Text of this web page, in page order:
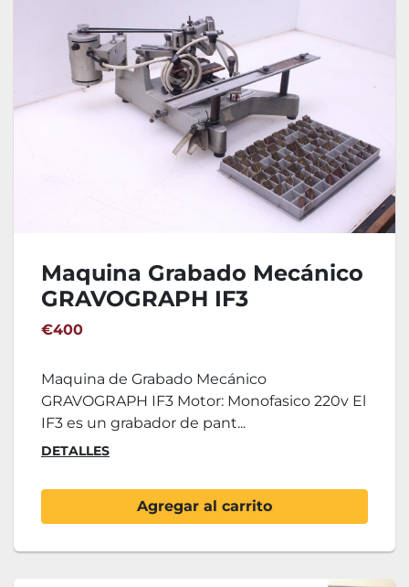
Maquina Grabado Mecánico
GRAVOGRAPH IF3
€400
Maquina de Grabado Mecánico
GRAVOGRAPH IF3 Motor: Monofasico 220v El
IF3 es un grabador de pant...
DETALLES
Agregar al carrito